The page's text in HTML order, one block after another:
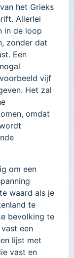
het Grieks
Allerlei
in de loop
zonder dat
Een
vijf
Het zal
omdat
om een
waard als je
te
bevolking te
een
lijst met
vast en